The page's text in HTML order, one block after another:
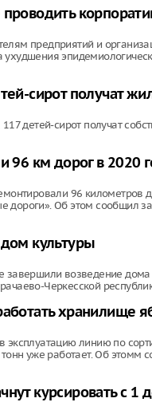
предприятий и
сирот получат
детей-сирот получат
96 км дорог в 2020
96 километров
дороги». Об этом сообщил
культуры
завершили возведение
Черкесской
хранилище
эксплуатацию линию по
уже работает. Об
курсировать с 1